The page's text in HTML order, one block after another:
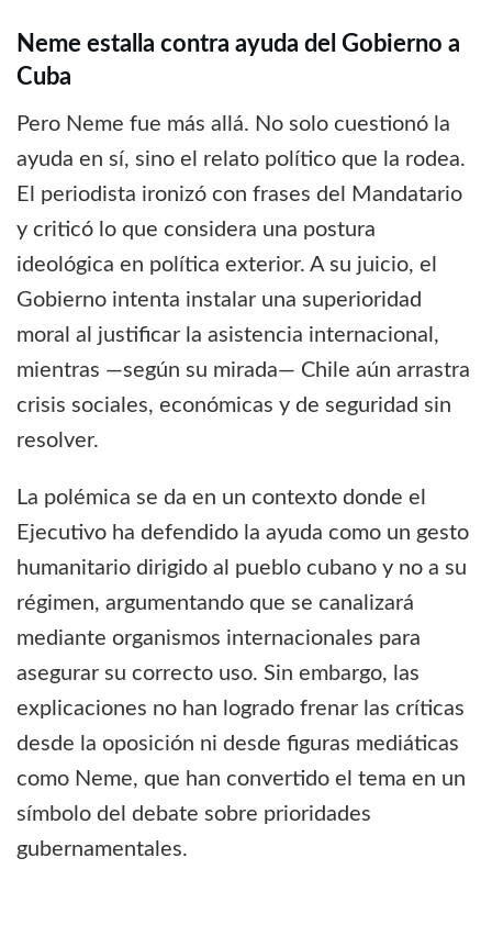
Neme estalla contra ayuda del Gobierno a
Cuba
Pero Neme fue más allá. No solo cuestionó la
ayuda en sí, sino el relato político que la rodea.
El periodista ironizó con frases del Mandatario
y criticó lo que considera una postura
ideológica en política exterior. A su juicio, el
Gobierno intenta instalar una superioridad
moral al justificar la asistencia internacional,
mientras —según su mirada— Chile aún arrastra
crisis sociales, económicas y de seguridad sin
resolver.
La polémica se da en un contexto donde el
Ejecutivo ha defendido la ayuda como un gesto
humanitario dirigido al pueblo cubano y no a su
régimen, argumentando que se canalizará
mediante organismos internacionales para
asegurar su correcto uso. Sin embargo, las
explicaciones no han logrado frenar las críticas
desde la oposición ni desde figuras mediáticas
como Neme, que han convertido el tema en un
símbolo del debate sobre prioridades
gubernamentales.